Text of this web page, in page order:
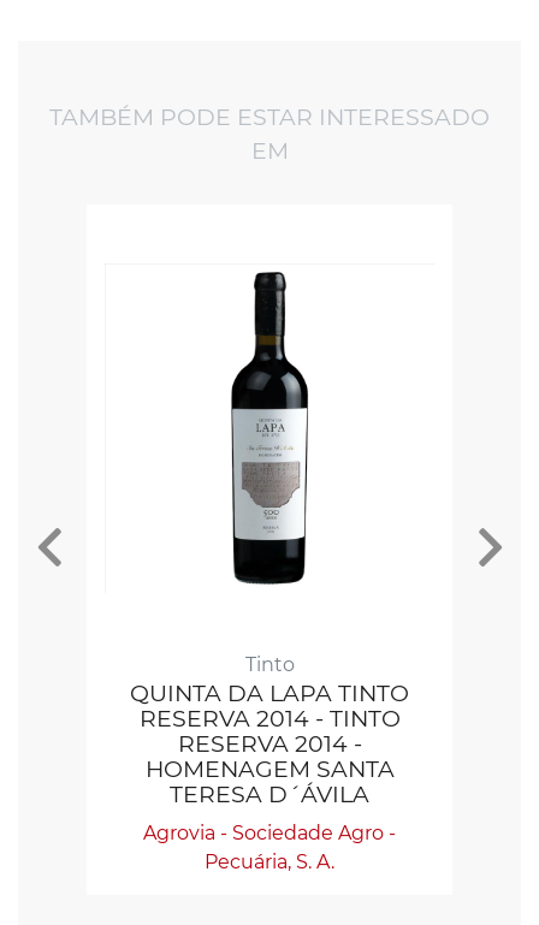
TAMBÉM PODE ESTAR INTERESSADO
EM
Tinto
QUINTA DA LAPA TINTO
RESERVA 2014 - TINTO
RESERVA 2014 -
HOMENAGEM SANTA
TERESA D´ÁVILA
Agrovia - Sociedade Agro -
Pecuária, S. A.